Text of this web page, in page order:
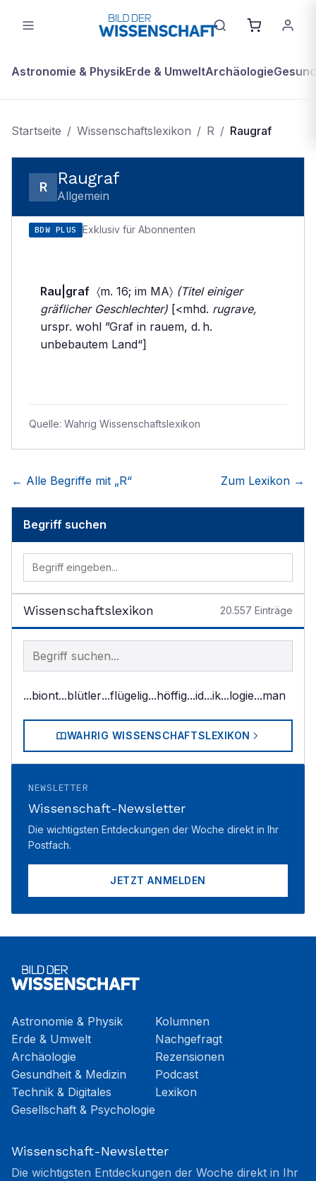
Astronomie & PhysikErde & UmweltArchäologie
Startseite / Wissenschaftslexikon / R / Raugraf
R Raugraf
Allgemein
BDW PLUS Exklusiv für Abonnenten
Rau|graf 〈m. 16; im MA〉 (Titel einiger
gräflicher Geschlechter) [<mhd. rugrave,
urspr. wohl ”Graf in rauem, d. h.
unbebautem Land“]
Quelle: Wahrig Wissenschaftslexikon
← Alle Begriffe mit „R“ Zum Lexikon →
Begriff suchen
Wissenschaftslexikon 20.557 Einträge
Begriff im Lexikon suchen
...biont...blütler...flügelig...höffig...id...ik...logie...man
WAHRIG WISSENSCHAFTSLEXIKON
NEWSLETTER
Wissenschaft-Newsletter
Die wichtigsten Entdeckungen der Woche direkt in Ihr
Postfach.
JETZT ANMELDEN
Astronomie & Physik
Erde & Umwelt
Archäologie
Gesundheit & Medizin
Technik & Digitales
Gesellschaft & Psychologie
Kolumnen
Nachgefragt
Rezensionen
Podcast
Lexikon
Wissenschaft-Newsletter
Die wichtigsten Entdeckungen der Woche direkt in Ihr